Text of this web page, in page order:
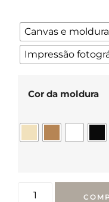
Canvas e
Impressão
Cor da moldura